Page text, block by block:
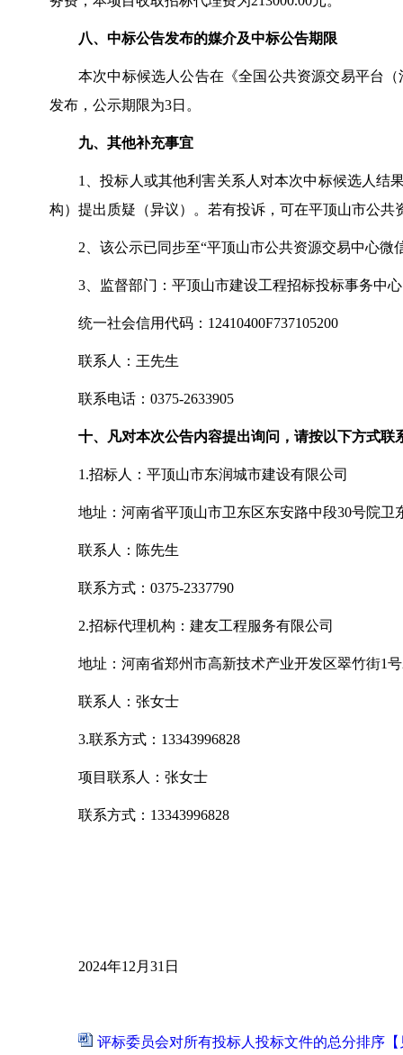
八、中标公告发布的媒介及中标公告期限
本次中标候选人公告在《全国公共资源交易平台（
发布，公示期限为3日。
九、其他补充事宜
1、投标人或其他利害关系人对本次中标候选人结
构）提出质疑（异议）。若有投诉，可在平顶山市公
2、该公示已同步至“平顶山市公共资源交易中心
3、监督部门：平顶山市建设工程招标投标事务中心
统一社会信用代码： 12410400F737105200
联系人：王先生
联系电话： 0375-2633905
十、凡对本次公告内容提出询问，请按以下方式联
1.招标人：平顶山市东润城市建设有限公司
地址：河南省平顶山市卫东区东安路中段30号院卫
联系人：陈先生
联系方式： 0375-2337790
2.招标代理机构：建友工程服务有限公司
地址：河南省郑州市高新技术产业开发区翠竹街1
联系人：张女士
3.联系方式：13343996828
项目联系人：张女士
联系方式： 13343996828
2024年12月31日
评标委员会对所有投标人投标文件的总分排序【